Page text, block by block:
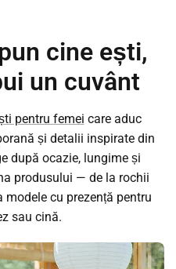
cine ești,
un cuvânt
pentru femei care aduc
și detalii inspirate din
după ocazie, lungime și
produsului — de la rochii
modele cu prezență pentru
sau cină.